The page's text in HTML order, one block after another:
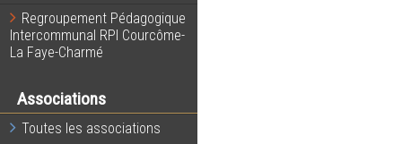
Regroupement Pédagogique
Intercommunal RPI Courcôme-
La Faye-Charmé
Associations
Toutes les associations